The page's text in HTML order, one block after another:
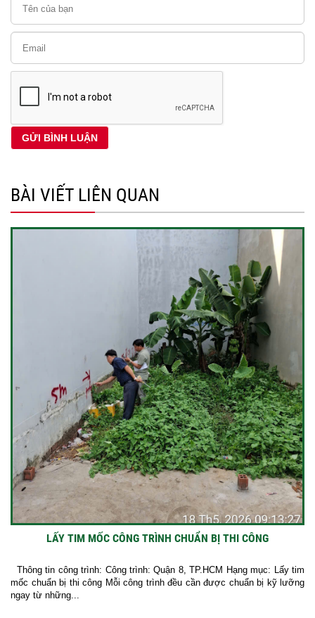
BÀI VIẾT LIÊN QUAN
LẤY TIM MỐC CÔNG TRÌNH CHUẨN BỊ THI CÔNG
Thông tin công trình: Công trình: Quận 8, TP.HCM Hạng mục: Lấy tim
mốc chuẩn bị thi công Mỗi công trình đều cần được chuẩn bị kỹ lưỡng
ngay từ những...